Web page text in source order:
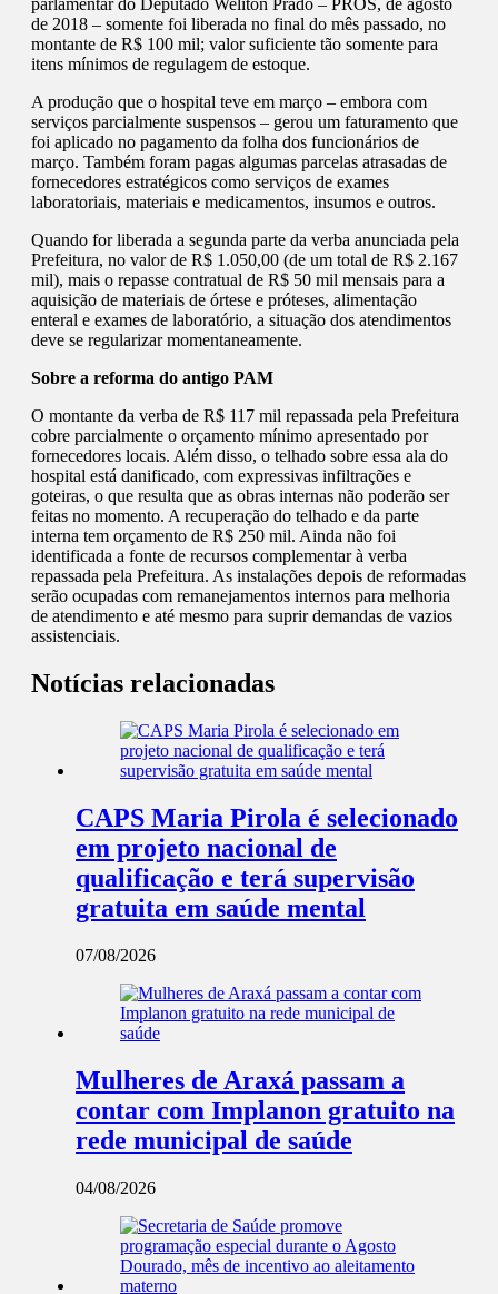
parlamentar do Deputado Weliton Prado – PROS, de agosto
de 2018 – somente foi liberada no final do mês passado, no
montante de R$ 100 mil; valor suficiente tão somente para
itens mínimos de regulagem de estoque.
A produção que o hospital teve em março – embora com
serviços parcialmente suspensos – gerou um faturamento que
foi aplicado no pagamento da folha dos funcionários de
março. Também foram pagas algumas parcelas atrasadas de
fornecedores estratégicos como serviços de exames
laboratoriais, materiais e medicamentos, insumos e outros.
Quando for liberada a segunda parte da verba anunciada pela
Prefeitura, no valor de R$ 1.050,00 (de um total de R$ 2.167
mil), mais o repasse contratual de R$ 50 mil mensais para a
aquisição de materiais de órtese e próteses, alimentação
enteral e exames de laboratório, a situação dos atendimentos
deve se regularizar momentaneamente.
Sobre a reforma do antigo PAM
O montante da verba de R$ 117 mil repassada pela Prefeitura
cobre parcialmente o orçamento mínimo apresentado por
fornecedores locais. Além disso, o telhado sobre essa ala do
hospital está danificado, com expressivas infiltrações e
goteiras, o que resulta que as obras internas não poderão ser
feitas no momento. A recuperação do telhado e da parte
interna tem orçamento de R$ 250 mil. Ainda não foi
identificada a fonte de recursos complementar à verba
repassada pela Prefeitura. As instalações depois de reformadas
serão ocupadas com remanejamentos internos para melhoria
de atendimento e até mesmo para suprir demandas de vazios
assistenciais.
Notícias relacionadas
CAPS Maria Pirola é selecionado
em projeto nacional de
qualificação e terá supervisão
gratuita em saúde mental
07/08/2026
Mulheres de Araxá passam a
contar com Implanon gratuito na
rede municipal de saúde
04/08/2026